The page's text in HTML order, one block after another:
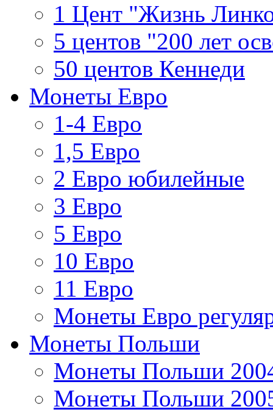
1 Цент "Жизнь
5 центов "200 лет
50 центов Кеннеди
Монеты Евро
1-4 Евро
1,5 Евро
2 Евро юбилейные
3 Евро
5 Евро
10 Евро
11 Евро
Монеты Евро
Монеты Польши
Монеты Польши
Монеты Польши